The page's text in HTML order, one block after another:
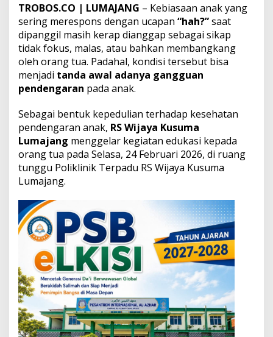
,
R
S
W
j
a
y
K
s
u
m
a
O
r
a
n
g
T
u
a
W
a
s
TROBOS.CO | LUMAJANG – Kebiasaan anak yang
sering merespons dengan ucapan “hah?”saat
dipanggil masih kerap dianggap sebagai sikap
tidak fokus, malas, atau bahkan membangkang
oleh orang tua. Padahal, kondisi tersebut bisa
menjadi tanda awal adanya gangguan
pendengaran pada anak.
Sebagai bentuk kepedulian terhadap kesehatan
pendengaran anak, RS Wijaya Kusuma
Lumajang menggelar kegiatan edukasi kepada
orang tua pada Selasa, 24 Februari 2026, di ruang
tunggu Poliklinik Terpadu RS Wijaya Kusuma
Lumajang.